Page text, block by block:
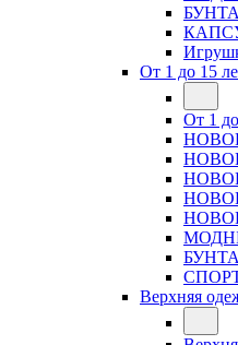
От 1 до 15
От 1
НОВОЕ
Верхняя